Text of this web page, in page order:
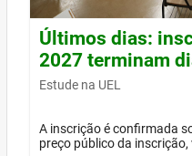
Últimos dias:
2027 terminam
Estude na UEL
A inscrição é confirmada
preço público da